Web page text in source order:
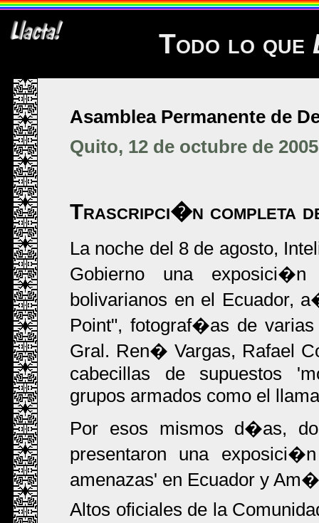
Todo lo que
Asamblea Permanente de
Quito, 12 de octubre de 2005
Trascripci�n completa
La noche del 8 de agosto,
Gobierno una exposici�n
bolivarianos en el Ecuador,
Point", fotograf�as de
Gral. Ren� Vargas, Rafael
cabecillas de supuestos
grupos armados como el
Por esos mismos d�as,
presentaron una
amenazas' en Ecuador y
Altos oficiales de la